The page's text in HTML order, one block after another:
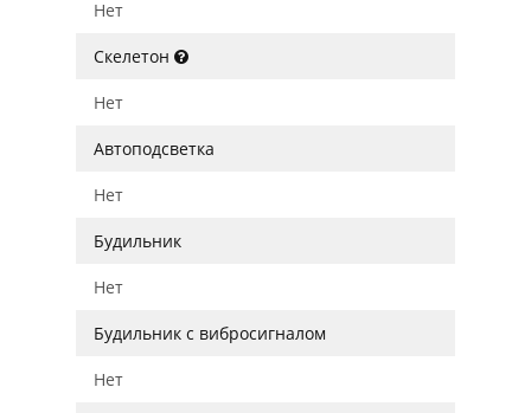
Нет
Скелетон
Нет
Автоподсветка
Нет
Будильник
Нет
Будильник с вибросигналом
Нет